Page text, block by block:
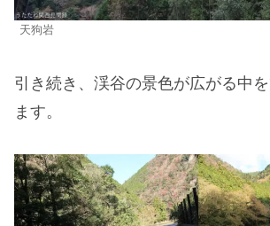
天狗岩
引き続き、渓谷の景色が広がる中
ます。